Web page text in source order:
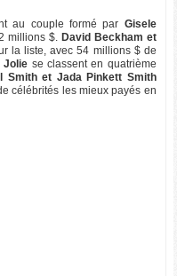
au couple formé par Gisele
millions $. David Beckham et
la liste, avec 54 millions $ de
Jolie se classent en quatrième
Smith et Jada Pinkett Smith
célébrités les mieux payés en